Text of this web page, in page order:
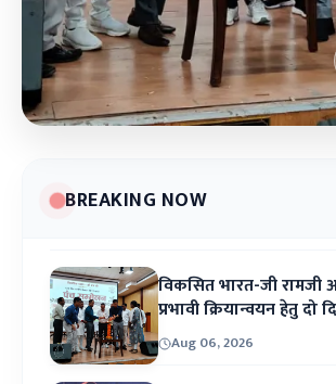
BREAKING NEWS
त्रिदिवसीय
नाट्य
BREAKING NOW
विकसित भारत-जी रामजी
प्रभावी क्रियान्वयन हेतु दो
सम्मेलन का शुभारंभ ; डीएम
प्रतिनिधियों से योजनाओं के
Aug 06, 2026